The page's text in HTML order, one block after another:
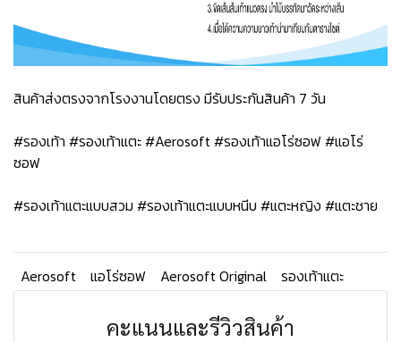
สินค้าส่งตรงจากโรงงานโดยตรง มีรับประกันสินค้า 7 วัน
#รองเท้า #รองเท้าแตะ #Aerosoft #รองเท้าแอโร่ซอฟ #แอโร่
ซอฟ
#รองเท้าแตะแบบสวม #รองเท้าแตะแบบหนีบ #แตะหญิง #แตะชาย
Aerosoft แอโร่ซอฟ Aerosoft Original รองเท้าแตะ
คะแนนและรีวิวสินค้า